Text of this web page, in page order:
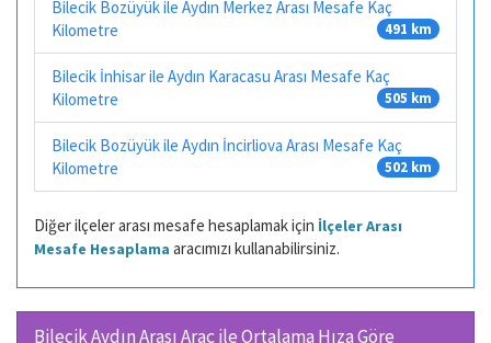
Bilecik Bozüyük ile Aydın Merkez Arası Mesafe Kaç
Kilometre
491 km
Bilecik İnhisar ile Aydın Karacasu Arası Mesafe Kaç
Kilometre
505 km
Bilecik Bozüyük ile Aydın İncirliova Arası Mesafe Kaç
Kilometre
502 km
Diğer ilçeler arası mesafe hesaplamak için İlçeler Arası
Mesafe Hesaplama aracımızı kullanabilirsiniz.
Bilecik Aydın Arası Araç ile Ortalama Hıza Göre